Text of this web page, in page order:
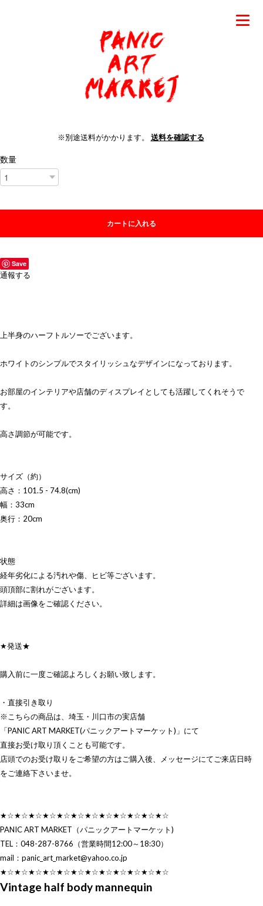
※別途送料がかかります。 送料を確認する
数量
カートに入れる
Save
通報する
上半身のハーフトルソーでございます。
ホワイトのシンプルでスタイリッシュなデザインになっております。
お部屋のインテリアや店舗のディスプレイとしても活躍してくれそうで
す。
高さ調節が可能です。
サイズ（約）
高さ：101.5 - 74.8(cm)
幅：33cm
奥行：20cm
状態
経年劣化による汚れや傷、ヒビ等ございます。
頭頂部に割れがございます。
詳細は画像をご確認ください。
★発送★
購入前に一度ご確認よろしくお願い致します。
・直接引き取り
※こちらの商品は、埼玉・川口市の実店舗
「PANIC ART MARKET(パニックアートマーケット)」にて
直接お受け取り頂くことも可能です。
店頭でのお受け取りをご希望の方はご購入後、メッセージにてご来店日時
をご連絡下さいませ。
★☆★☆★☆★☆★☆★☆★☆★☆★☆★☆★☆★☆
PANIC ART MARKET（パニックアートマーケット)
TEL：048-287-8766（営業時間12:00～18:30）
mail： panic_art_market@yahoo.co.jp
★☆★☆★☆★☆★☆★☆★☆★☆★☆★☆★☆★☆
Vintage half body mannequin